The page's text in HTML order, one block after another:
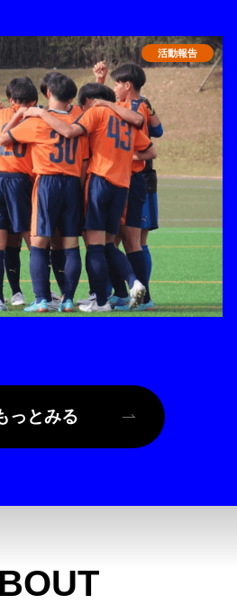
試合ありがとうございました！
っとみる